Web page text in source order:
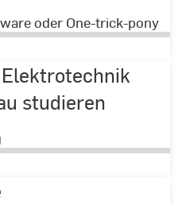
oder One-trick-pony
studieren